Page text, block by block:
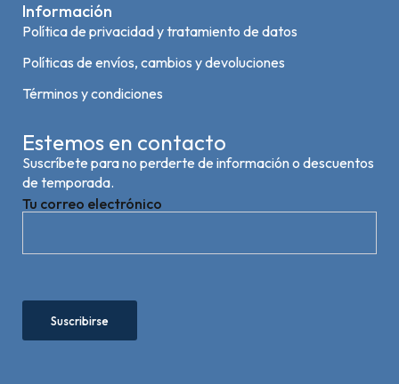
Información
Política de privacidad y tratamiento de datos
Políticas de envíos, cambios y devoluciones
Términos y condiciones
Estemos en contacto
Suscríbete para no perderte de información o descuentos
de temporada.
Tu correo electrónico